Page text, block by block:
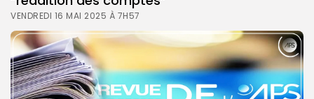
VENDREDI 16 MAI 2025 À 7H57